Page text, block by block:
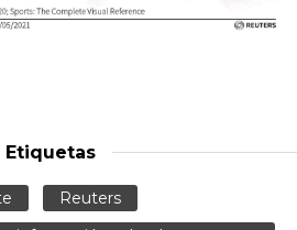
Etiquetas
Reuters